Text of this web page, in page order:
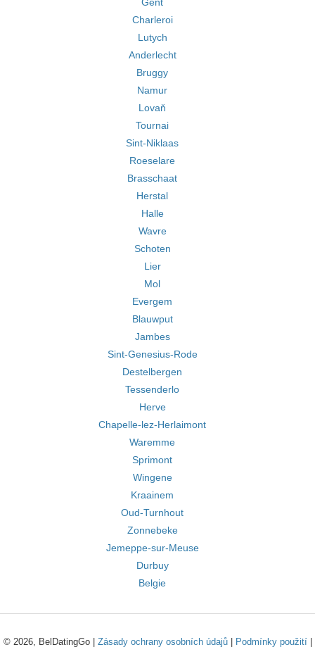
Charleroi
Lutych
Anderlecht
Bruggy
Namur
Lovaň
Tournai
Sint-Niklaas
Roeselare
Brasschaat
Herstal
Halle
Wavre
Schoten
Lier
Mol
Evergem
Blauwput
Jambes
Sint-Genesius-Rode
Destelbergen
Tessenderlo
Herve
Chapelle-lez-Herlaimont
Waremme
Sprimont
Wingene
Kraainem
Oud-Turnhout
Zonnebeke
Jemeppe-sur-Meuse
Durbuy
Belgie
© 2026, BelDatingGo | Zásady ochrany osobních údajů| Podmínky použití|